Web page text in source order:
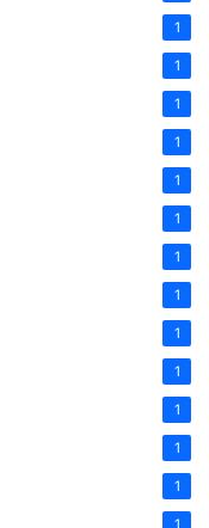
1
1
1
1
1
1
1
1
1
1
1
1
1